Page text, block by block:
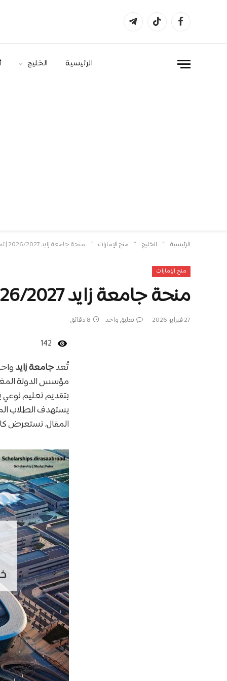
فيسبوكتيكتوكتيلقرام
الرئيسية الخليج
الرئيسية » الخليج » منح الإمارات » منحة جامعة زايد 2026/2027 | تمويل يتراوح بين 25% إلى 100%
منح الإمارات
منحة جامعة زايد 2026/2027 | تمويل يتراوح بين 25% إلى 100%
27 فبراير، 2026 تعليق واحد 8 دقائق
142
تُعدجامعة زايد
مؤسس الدولة
بتقديم تعليم نوعي
يستهدف الطلاب
المقال، نستعرض